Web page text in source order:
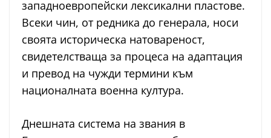
западноевропейски лексикални пластове.
Всеки чин, от редника до генерала, носи
своята историческа натовареност,
свидетелстваща за процеса на адаптация
и превод на чужди термини към
националната военна култура.
Днешната система на звания в